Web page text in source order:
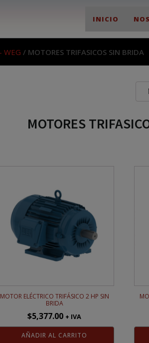
INICIO
WEG / MOTORES TRIFASICOS SIN BRIDA
MOTORES
MOTOR ELÉCTRICO TRIFÁSICO 2 HP SIN
BRIDA
$5,377.00 + IVA
AÑADIR AL CARRITO